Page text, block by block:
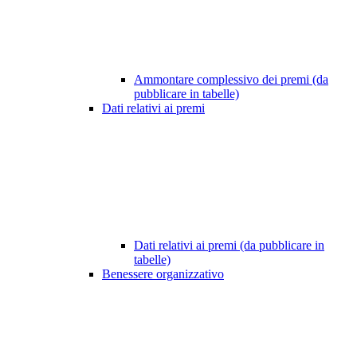
Ammontare complessivo dei premi (da
pubblicare in tabelle)
Dati relativi ai premi
Dati relativi ai premi (da pubblicare in
tabelle)
Benessere organizzativo